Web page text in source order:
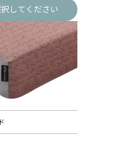
してください